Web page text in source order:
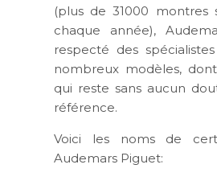
(plus de 31000 montres
chaque année),
respecté des
nombreux modèles,
qui reste sans aucun
référence.
Voici les noms de
Audemars Piguet: